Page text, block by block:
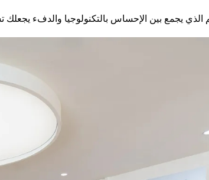
الذي يجمع بين الإحساس بالتكنولوجيا والدفء يجعلك